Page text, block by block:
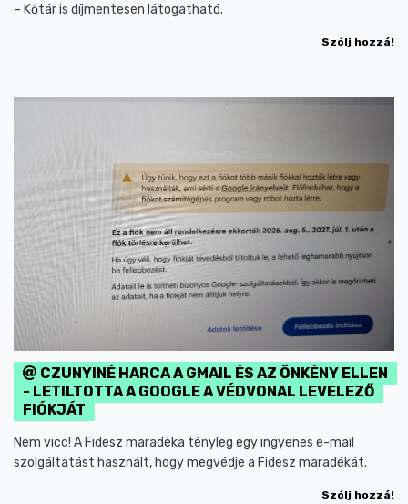
– Kőtár is díjmentesen látogatható.
Szólj hozzá!
CZUNYINÉ HARCA A GMAIL ÉS AZ ÖNKÉNY ELLEN
- LETILTOTTA A GOOGLE A VÉDVONAL LEVELEZŐ
FIÓKJÁT
Nem vicc! A Fidesz maradéka tényleg egy ingyenes e-mail
szolgáltatást használt, hogy megvédje a Fidesz maradékát.
Szólj hozzá!